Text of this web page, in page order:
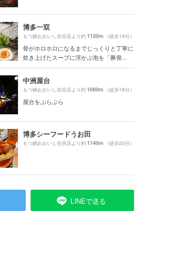
博多一双
もつ鍋おおいし住吉店より約1120m （徒歩19分）
骨がホロホロになるまでじっくりと丁寧に
炊き上げたスープに浮かぶ泡を「豚骨...
中洲屋台
もつ鍋おおいし住吉店より約1080m （徒歩18分）
屋台をぶらぶら
博多シーフードうお田
もつ鍋おおいし住吉店より約1140m （徒歩20分）
LINEで送る